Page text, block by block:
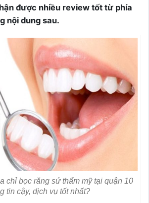
được nhiều review tốt từ phía
nội dung sau.
chỉ bọc răng sứ thẩm mỹ tại quận 10
tin cậy, dịch vụ tốt nhất?